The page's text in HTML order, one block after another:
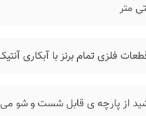
فلزی تمام برنز با آبکاری
از پارچه ی قابل شست و شو می